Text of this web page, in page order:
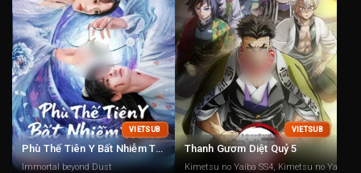
VIETSUB
Phù Thế Tiên Y Bất Nhiễm Trần
Immortal beyond Dust
VIETSUB
Thanh Gươm Diệt Quỷ 5
Kimetsu no Yaiba SS4, Kimetsu no Yaiba: